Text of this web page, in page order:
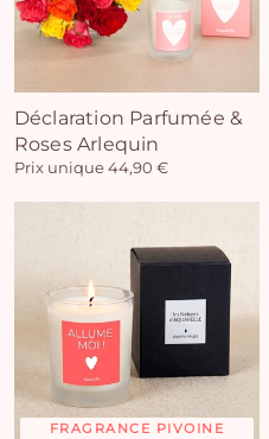
Déclaration Parfumée &
Roses Arlequin
Prix unique 44,90 €
FRAGRANCE PIVOINE